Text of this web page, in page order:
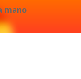
mano